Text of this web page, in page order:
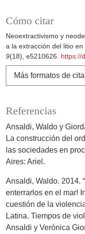
Cómo citar
Neoextractivismo y
a la extracción del litio en
9(18), e5210626. https://
Más formatos de cita
Referencias
Ansaldi, Waldo y
La construcción del
las sociedades en
Aires: Ariel.
Ansaldi, Waldo. 2014.
enterrarlos en el mar!
cuestión de la
Latina. Tiempos de
Ansaldi y Verónica